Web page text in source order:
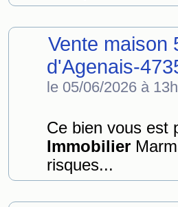
Vente maison
d'Agenais-
le 05/06/2026 à
Ce bien vous est
Immobilier
risques...